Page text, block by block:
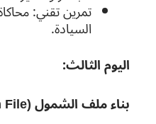
تمرين تقني:
السيادة.
اليوم الثالث:
بناء ملف الشمول(Inclusion File)